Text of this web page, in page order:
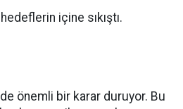
içine sıkıştı.
önemli bir karar duruyor. Bu